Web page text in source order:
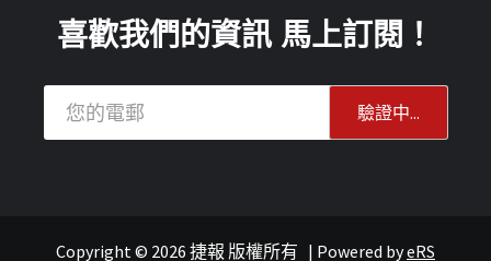
喜歡我們的資訊 馬上訂閱！
Copyright © 2026 捷報 版權所有 | Powered byeRS